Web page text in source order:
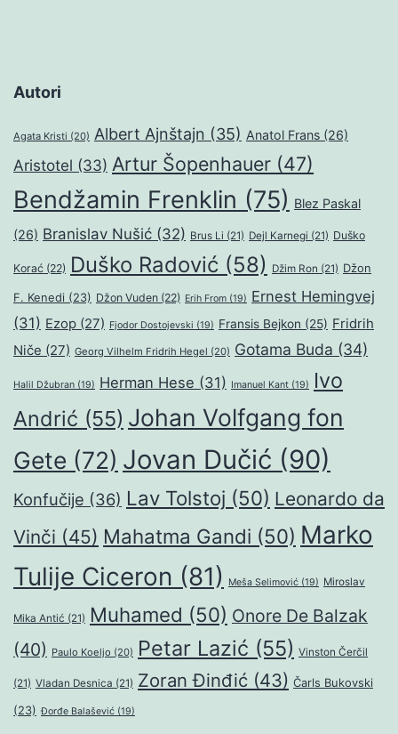
Autori
Agata Kristi (20) Albert Ajnštajn (35) Anatol Frans (26)
Aristotel (33) Artur Šopenhauer (47)
Bendžamin Frenklin (75) Blez Paskal
(26) Branislav Nušić (32) Brus Li (21) Dejl Karnegi (21) Duško
Korać (22) Duško Radović (58) Džim Ron (21) Džon
F. Kenedi (23) Džon Vuden (22) Erih From (19) Ernest Hemingvej
(31) Ezop (27) Fjodor Dostojevski (19) Fransis Bejkon (25) Fridrih
Niče (27) Georg Vilhelm Fridrih Hegel (20) Gotama Buda (34)
Halil Džubran (19) Herman Hese (31) Imanuel Kant (19)
Ivo
Andrić (55) Johan Volfgang fon
Gete (72) Jovan Dučić (90)
Konfučije (36) Lav Tolstoj (50) Leonardo da
Vinči (45) Mahatma Gandi (50) Marko
Tulije Ciceron (81) Meša Selimović (19) Miroslav
Mika Antić (21) Muhamed (50) Onore De Balzak
(40) Paulo Koeljo (20) Petar Lazić (55) Vinston Čerčil
(21) Vladan Desnica (21) Zoran Đinđić (43) Čarls Bukovski
(23) Đorđe Balašević (19)